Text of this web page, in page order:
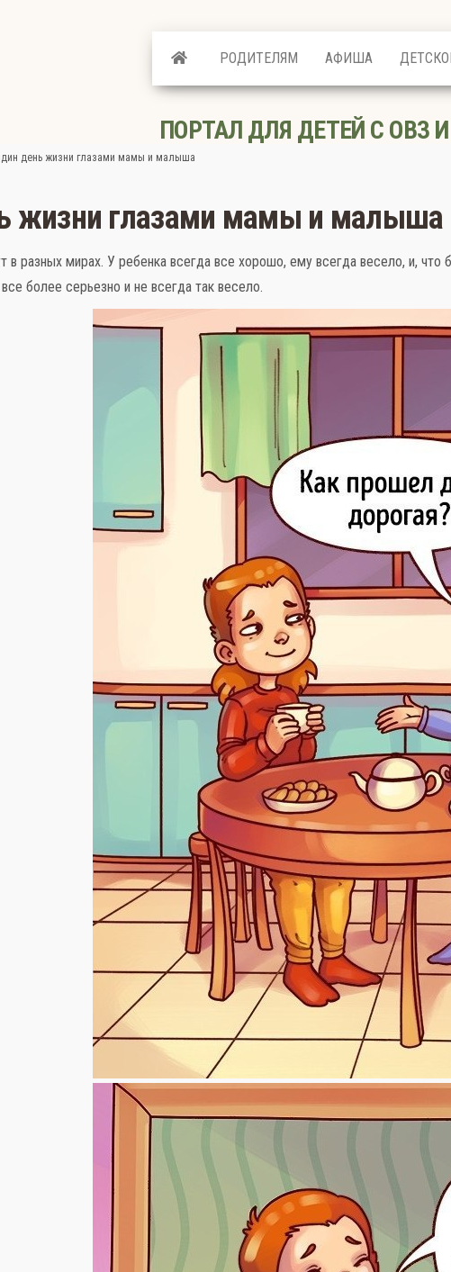
РОДИТЕЛЯМ АФИША
ПОРТАЛ ДЛЯ ДЕТЕЙ С ОВЗ
день жизни глазами мамы и малыша
жизни глазами мамы и малыша
разных мирах. У ребенка всегда все хорошо, ему всегда весело, и,
более серьезно и не всегда так весело.